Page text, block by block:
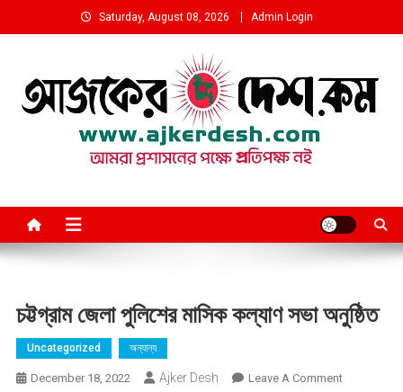
to
Saturday, August 08, 2026 Admin Login
চট্টগ্রাম জেলা পুলিশের মাসিক কল্যাণ সভা অনুষ্ঠিত
Uncategorized অন্যান্য
December 18, 2022 Ajker Desh Leave A CommentOn